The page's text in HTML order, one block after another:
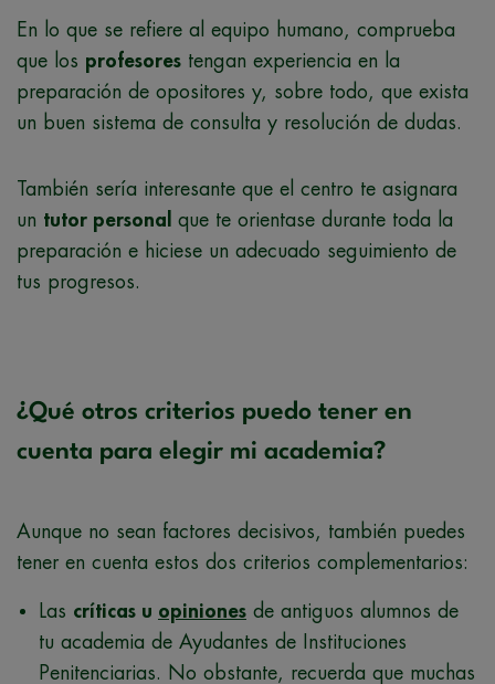
En lo que se refiere al equipo humano, comprueba
que los profesores tengan experiencia en la
preparación de opositores y, sobre todo, que exista
un buen sistema de consulta y resolución de dudas.
También sería interesante que el centro te asignara
un tutor personal
que te orientase durante toda la
preparación e hiciese un adecuado seguimiento de
tus progresos.
¿Qué otros criterios puedo tener en
cuenta para elegir mi academia?
Aunque no sean factores decisivos, también puedes
tener en cuenta estos dos criterios complementarios:
Las críticas u opiniones de antiguos alumnos de
tu academia de Ayudantes de Instituciones
Penitenciarias. No obstante, recuerda que muchas